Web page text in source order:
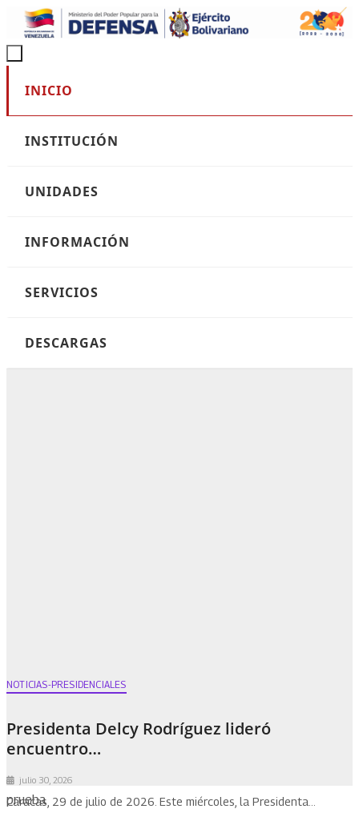
al
contenido
INICIO
INSTITUCIÓN
UNIDADES
INFORMACIÓN
SERVICIOS
DESCARGAS
NOTICIAS-PRESIDENCIALES
Presidenta Delcy Rodríguez lideró
encuentro…
julio 30, 2026
Caracas, 29 de julio de 2026. Este miércoles, la Presidenta…
prueba